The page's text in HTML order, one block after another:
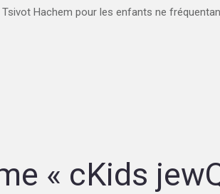
Tsivot Hachem pour les enfants ne
« cKids